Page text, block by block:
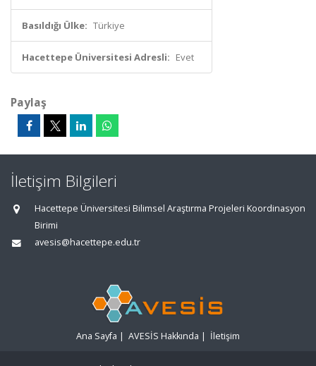
Basıldığı Ülke: Türkiye
Hacettepe Üniversitesi Adresli: Evet
Paylaş
İletişim Bilgileri
Hacettepe Üniversitesi Bilimsel Araştırma Projeleri Koordinasyon
Birimi
avesis@hacettepe.edu.tr
Ana Sayfa | AVESİS Hakkında | İletişim